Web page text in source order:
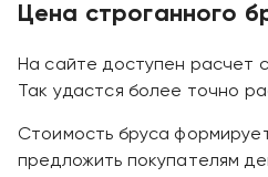
Цена строганного
На сайте доступен расчет
Так удастся более точно
Стоимость бруса
предложить покупателям